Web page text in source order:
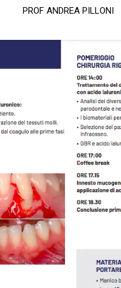
PROF ANDREA PILLONI